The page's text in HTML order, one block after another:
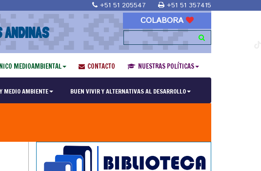
+51 51 205547 +51 51 357415
COLABORA
MEDIOAMBIENTAL CONTACTO NUESTRAS POLÍTICAS
MEDIO AMBIENTE BUEN VIVIR Y ALTERNATIVAS AL DESARROLLO